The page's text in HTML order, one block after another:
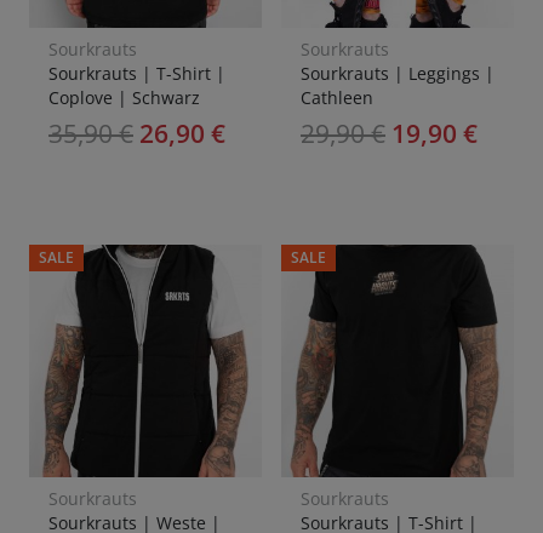
Sourkrauts
Sourkrauts | T-Shirt |
Coplove | Schwarz
35,90€ 26,90 €
Sourkrauts
Sourkrauts | Leggings |
Cathleen
29,90€ 19,90 €
SALE
Sourkrauts
Sourkrauts | Weste |
SALE
Sourkrauts
Sourkrauts | T-Shirt |